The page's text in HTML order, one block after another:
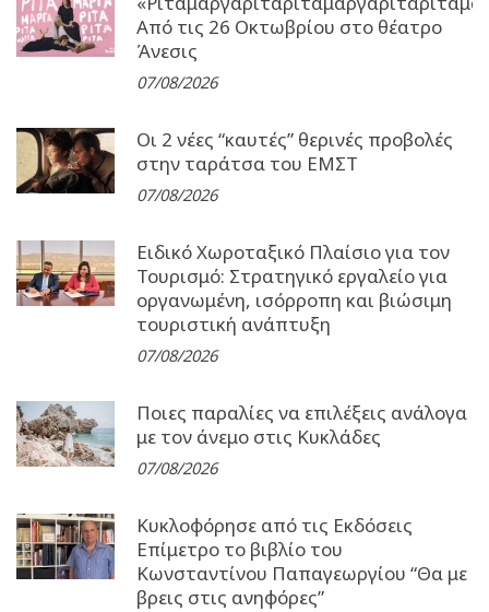
Από τις 26 Οκτωβρίου στο θέατρο
Άνεσις
07/08/2026
Οι 2 νέες “καυτές” θερινές προβολές
στην ταράτσα του ΕΜΣΤ
07/08/2026
Ειδικό Χωροταξικό Πλαίσιο για τον
Τουρισμό: Στρατηγικό εργαλείο για
οργανωμένη, ισόρροπη και βιώσιμη
τουριστική ανάπτυξη
07/08/2026
Ποιες παραλίες να επιλέξεις ανάλογα
με τον άνεμο στις Κυκλάδες
07/08/2026
Κυκλοφόρησε από τις Εκδόσεις
Επίμετρο το βιβλίο του
Κωνσταντίνου Παπαγεωργίου “Θα με
βρεις στις ανηφόρες”